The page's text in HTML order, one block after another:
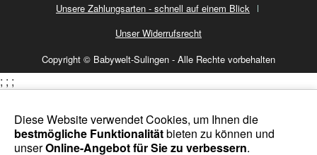
Unsere Zahlungsarten - schnell auf einem Blick
Unser Widerrufsrecht
Copyright © Babywelt-Sulingen - Alle Rechte vorbehalten
Diese Website verwendet Cookies, um Ihnen die
bestmögliche Funktionalitätbieten zu können und
unserOnline-Angebot für Sie zu verbessern.
; ; ;